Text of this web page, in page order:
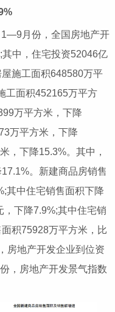
月份，全国房地产开
中，住宅投资52046亿
施工面积648580万平
工面积452165万平方
万平方米，下降
万平方米，下降
，下降15.3%。其中，
。新建商品房销售
其中住宅销售面积下降
下降7.9%;其中住宅销
积75928万平方米，比
房地产开发企业到位资
，房地产开发景气指数